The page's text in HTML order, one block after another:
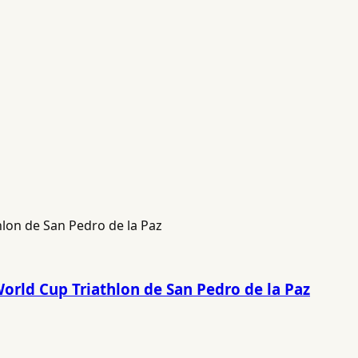
Cup Triathlon de San Pedro de la Paz